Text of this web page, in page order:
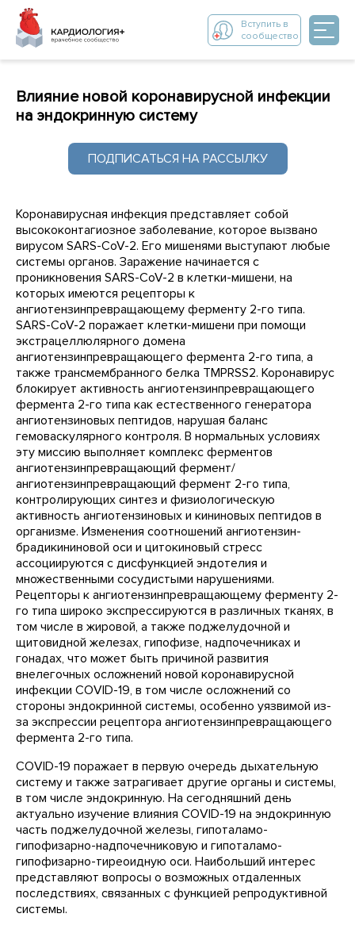
Вступить в
сообщество
Влияние новой коронавирусной инфекции
на эндокринную систему
ПОДПИСАТЬСЯ НА РАССЫЛКУ
Коронавирусная инфекция представляет собой
высококонтагиозное заболевание, которое вызвано
вирусом SARS-CoV-2. Его мишенями выступают любые
системы органов. Заражение начинается с
проникновения SARS-CoV-2 в клетки-мишени, на
которых имеются рецепторы к
ангиотензинпревращающему ферменту 2-го типа.
SARS-CoV-2 поражает клетки-мишени при помощи
экстрацеллюлярного домена
ангиотензинпревращающего фермента 2-го типа, а
также трансмембранного белка TMPRSS2. Коронавирус
блокирует активность ангиотензинпревращающего
фермента 2-го типа как естественного генератора
ангиотензиновых пептидов, нарушая баланс
гемоваскулярного контроля. В нормальных условиях
эту миссию выполняет комплекс ферментов
ангиотензинпревращающий фермент/
ангиотензинпревращающий фермент 2-го типа,
контролирующих синтез и физиологическую
активность ангиотензиновых и кининовых пептидов в
организме. Изменения соотношений ангиотензин-
брадикининовой оси и цитокиновый стресс
ассоциируются с дисфункцией эндотелия и
множественными сосудистыми нарушениями.
Рецепторы к ангиотензинпревращающему ферменту 2-
го типа широко экспрессируются в различных тканях, в
том числе в жировой, а также поджелудочной и
щитовидной железах, гипофизе, надпочечниках и
гонадах, что может быть причиной развития
внелегочных осложнений новой коронавирусной
инфекции COVID-19, в том числе осложнений со
стороны эндокринной системы, особенно уязвимой из-
за экспрессии рецептора ангиотензинпревращающего
фермента 2-го типа.
COVID-19 поражает в первую очередь дыхательную
систему и также затрагивает другие органы и системы,
в том числе эндокринную. На сегодняшний день
актуально изучение влияния COVID-19 на эндокринную
часть поджелудочной железы, гипоталамо-
гипофизарно-надпочечниковую и гипоталамо-
гипофизарно-тиреоидную оси. Наибольший интерес
представляют вопросы о возможных отдаленных
последствиях, связанных с функцией репродуктивной
системы.